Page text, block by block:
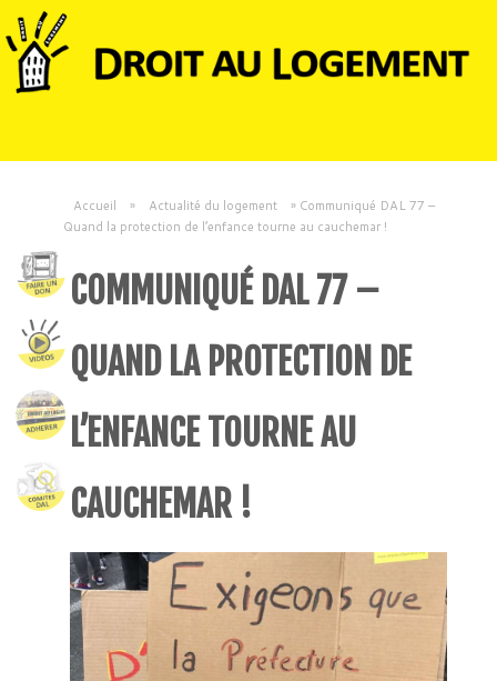
Accueil » Actualité du logement » Communiqué DAL 77 –
Quand la protection de l’enfance tourne au cauchemar !
COMMUNIQUÉ DAL 77 –
QUAND LA PROTECTION DE
L’ENFANCE TOURNE AU
CAUCHEMAR !